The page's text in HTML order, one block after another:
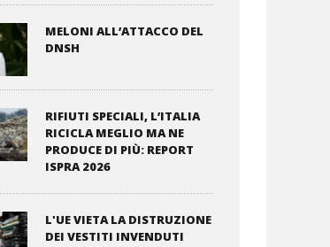
MELONI ALL’ATTACCO DEL
DNSH
RIFIUTI SPECIALI, L’ITALIA
RICICLA MEGLIO MA NE
PRODUCE DI PIÙ: REPORT
ISPRA 2026
L'UE VIETA LA DISTRUZIONE
DEI VESTITI INVENDUTI